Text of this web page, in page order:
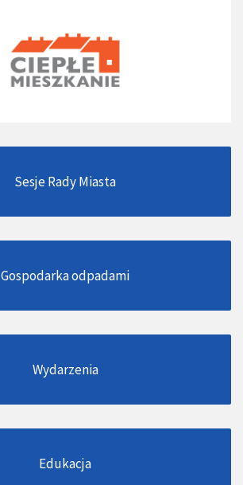
Sesje Rady Miasta
Gospodarka odpadami
Wydarzenia
Edukacja